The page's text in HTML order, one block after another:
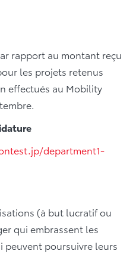
rapport au montant reçu
les projets retenus
effectués au Mobility
department1-
(à but lucratif ou
qui embrassent les
peuvent poursuivre leurs